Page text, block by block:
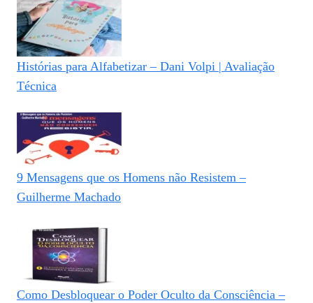
Histórias para Alfabetizar – Dani Volpi | Avaliação
Técnica
9 Mensagens que os Homens não Resistem –
Guilherme Machado
Como Desbloquear o Poder Oculto da Consciência –